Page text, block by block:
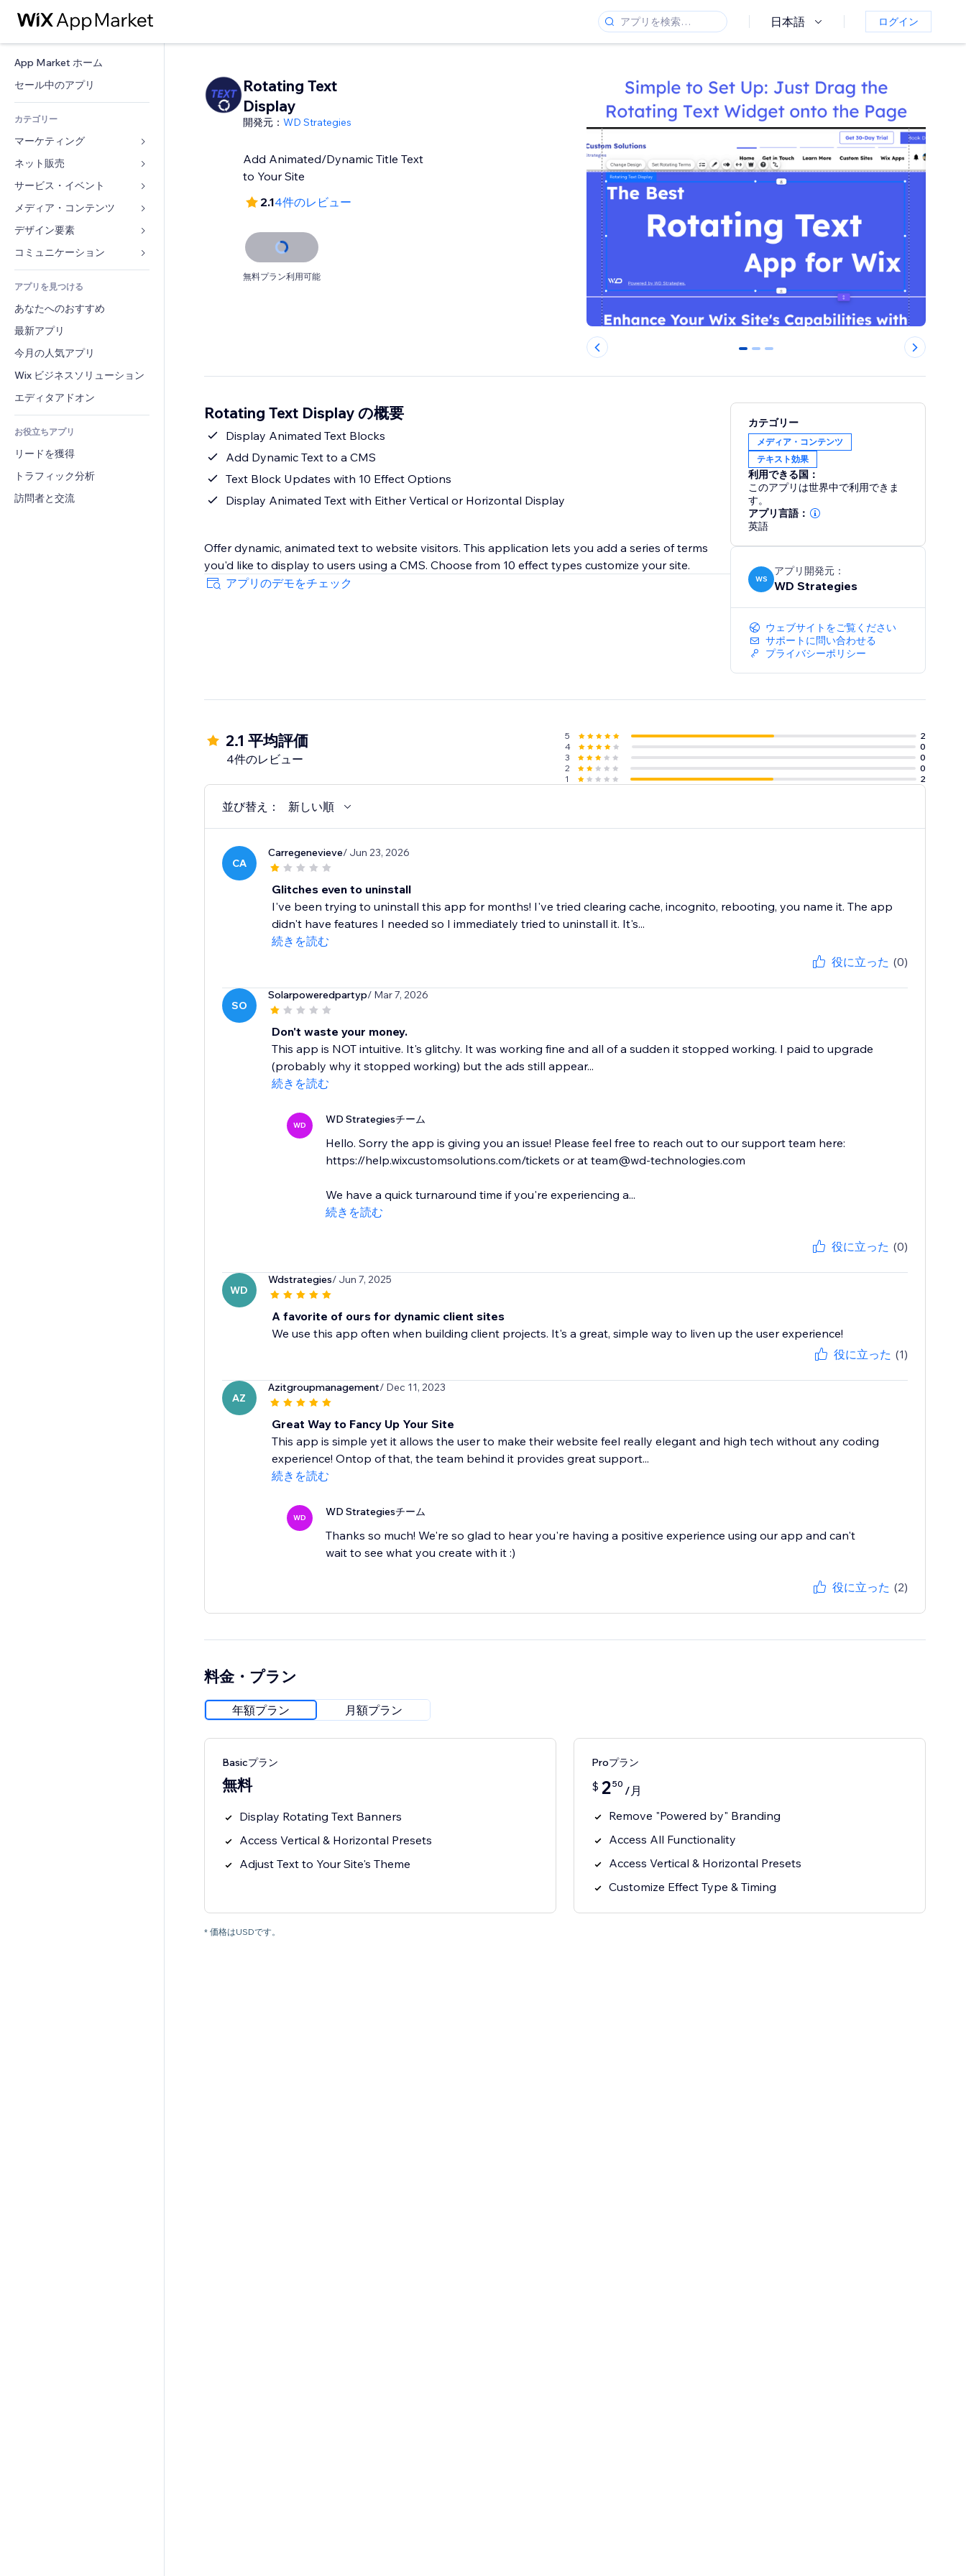
日本語 ログイン
App Market ホーム
セール中のアプリ
カテゴリー
マーケティング
広告
モバイル
アクセス解析
リスティング広告
メール
コンバージョン
ネット販売
ストア用アプリ
発送・配達
販売ボタン
会計
クーポン・特典
倉庫管理ソリューション
ドロップシッピング
食品・飲料
サービス・イベント
ホテル
イベント
レストラン
不動産
ブッキング
メディア・コンテンツ
ギャラリー
音楽
ポッドキャスト
写真
動画
PDF
ファイル共有
ニュース
デザイン要素
マップ・ナビ
プライバシー・セキュリティ
時計
ページテンプレート
画像効果
ボタン・メニュー
バナー・バッジ
電卓
検索
天気
チャート・テーブル
フォーム
ブログ
投票
チャット
コメント
電話
コミュニティィ
レビュー・お客さまの声
CRM
アプリを見つける
あなたへのおすすめ
最新アプリ
今月の人気アプリ
Wix ビジネスソリューション
エディタアドオン
お役立ちアプリ
リードを獲得
トラフィック分析
訪問者と交流
Rotating Text
Display
開発元： WD Strategies
Add Animated/Dynamic Title Text
to Your Site
2.14件のレビュー
無料プラン利用可能
0 1 2
Rotating Text Display の概要
Display Animated Text Blocks
Add Dynamic Text to a CMS
Text Block Updates with 10 Effect Options
Display Animated Text with Either Vertical or Horizontal Display
Offer dynamic, animated text to website visitors. This application lets you add a series of terms
you'd like to display to users using a CMS. Choose from 10 effect types customize your site.
アプリのデモをチェック
カテゴリー
メディア・コンテンツ
テキスト効果
利用できる国：
このアプリは世界中で利用できま
す。
アプリ言語：
英語
WS
アプリ開発元：
WD Strategies
ウェブサイトをご覧ください
サポートに問い合わせる
プライバシーポリシー
2.1 平均評価
4件のレビュー
5
2
4
0
3
0
2
0
1
2
並び替え： 新しい順
CA
Carregenevieve/ Jun 23, 2026
Glitches even to uninstall
I've been trying to uninstall this app for months! I've tried clearing cache, incognito, rebooting, you name it. The app
didn't have features I needed so I immediately tried to uninstall it. It's...
続きを読む
役に立った (0)
SO
Solarpoweredpartyp/ Mar 7, 2026
Don't waste your money.
This app is NOT intuitive. It's glitchy. It was working fine and all of a sudden it stopped working. I paid to upgrade
(probably why it stopped working) but the ads still appear...
続きを読む
WD WD Strategiesチーム
Hello. Sorry the app is giving you an issue! Please feel free to reach out to our support team here:
https://help.wixcustomsolutions.com/tickets or at team@wd-technologies.com
We have a quick turnaround time if you're experiencing a...
続きを読む
役に立った (0)
WD
Wdstrategies/ Jun 7, 2025
A favorite of ours for dynamic client sites
We use this app often when building client projects. It's a great, simple way to liven up the user experience!
役に立った (1)
AZ
Azitgroupmanagement/ Dec 11, 2023
Great Way to Fancy Up Your Site
This app is simple yet it allows the user to make their website feel really elegant and high tech without any coding
experience! Ontop of that, the team behind it provides great support...
続きを読む
WD WD Strategiesチーム
Thanks so much! We're so glad to hear you're having a positive experience using our app and can't
wait to see what you create with it :)
役に立った (2)
料金・プラン
年額プラン 月額プラン
Basicプラン
無料
Display Rotating Text Banners
Access Vertical & Horizontal Presets
Adjust Text to Your Site's Theme
Proプラン
$ 250 /月
Remove "Powered by" Branding
Access All Functionality
Access Vertical & Horizontal Presets
Customize Effect Type & Timing
* 価格はUSDです。